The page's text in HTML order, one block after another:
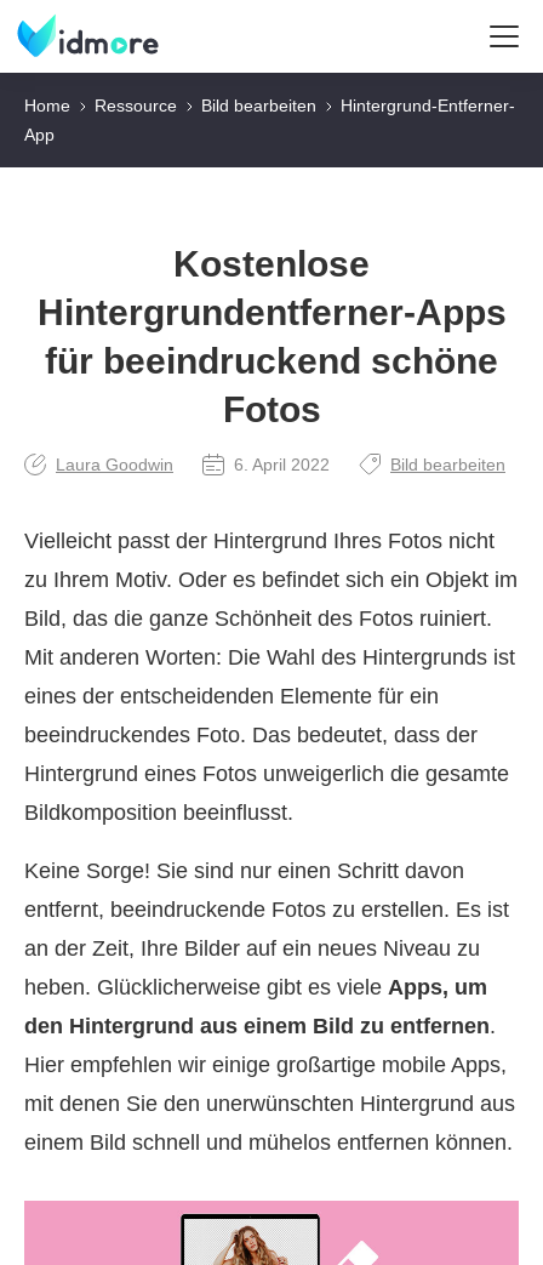
Home Ressource Bild bearbeiten
Hintergrund-Entferner-
App
Kostenlose
Hintergrundentferner‑Apps
für beeindruckend schöne
Fotos
Laura Goodwin 6. April 2022 Bild bearbeiten
Vielleicht passt der Hintergrund Ihres Fotos nicht
zu Ihrem Motiv. Oder es befindet sich ein Objekt im
Bild, das die ganze Schönheit des Fotos ruiniert.
Mit anderen Worten: Die Wahl des Hintergrunds ist
eines der entscheidenden Elemente für ein
beeindruckendes Foto. Das bedeutet, dass der
Hintergrund eines Fotos unweigerlich die gesamte
Bildkomposition beeinflusst.
Keine Sorge! Sie sind nur einen Schritt davon
entfernt, beeindruckende Fotos zu erstellen. Es ist
an der Zeit, Ihre Bilder auf ein neues Niveau zu
heben. Glücklicherweise gibt es viele Apps, um
den Hintergrund aus einem Bild zu entfernen.
Hier empfehlen wir einige großartige mobile Apps,
mit denen Sie den unerwünschten Hintergrund aus
einem Bild schnell und mühelos entfernen können.